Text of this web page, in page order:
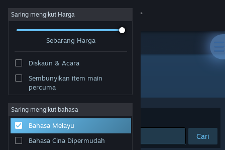
Sign in
Tentang
Sokongan
Saring mengikut Harga
Sebarang Harga
Diskaun & Acara
Sembunyikan item main
percuma
Saring mengikut bahasa
Bahasa Melayu
Bahasa Cina Dipermudah
Pembangun: Chop Chop Games
Susun mengikut Perkaitan
Cari